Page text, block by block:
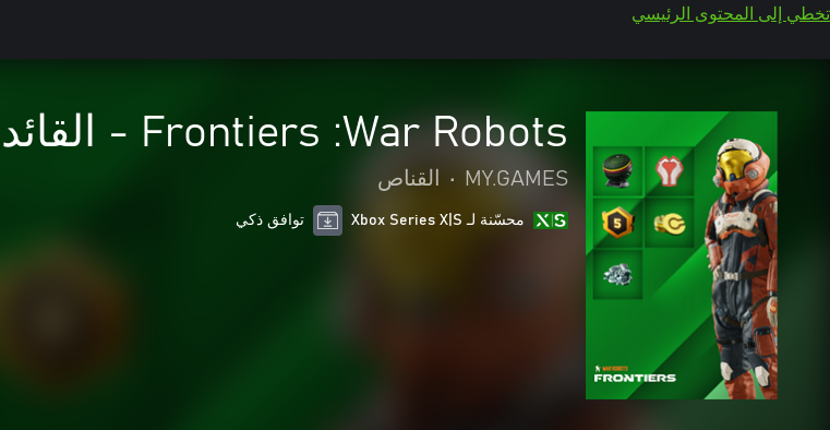
تخطي إلى المحتوى الرئيسي
War Robots:‏ Frontiers - القائد المحترف
MY.GAMES
• القناص
محسّنة لـ Xbox Series X|S توافق ذكي